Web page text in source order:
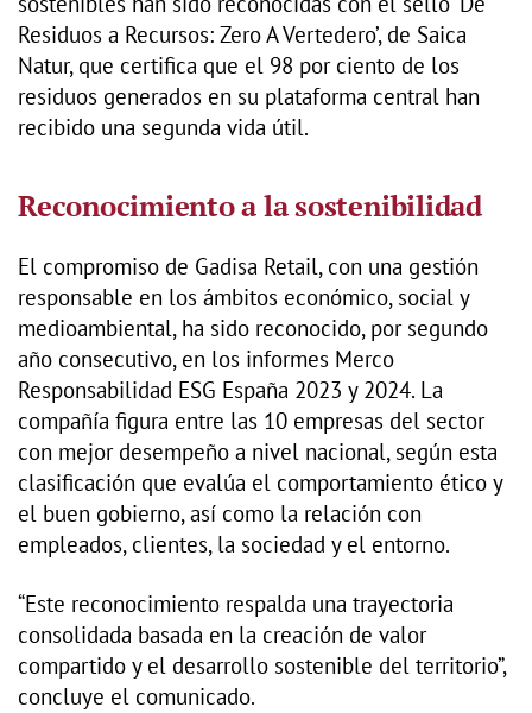
Residuos a Recursos: Zero A Vertedero’, de Saica
Natur, que certifica que el 98 por ciento de los
residuos generados en su plataforma central han
recibido una segunda vida útil.
Reconocimiento a la sostenibilidad
El compromiso de Gadisa Retail, con una gestión
responsable en los ámbitos económico, social y
medioambiental, ha sido reconocido, por segundo
año consecutivo, en los informes Merco
Responsabilidad ESG España 2023 y 2024. La
compañía figura entre las 10 empresas del sector
con mejor desempeño a nivel nacional, según esta
clasificación que evalúa el comportamiento ético y
el buen gobierno, así como la relación con
empleados, clientes, la sociedad y el entorno.
“Este reconocimiento respalda una trayectoria
consolidada basada en la creación de valor
compartido y el desarrollo sostenible del territorio”,
concluye el comunicado.